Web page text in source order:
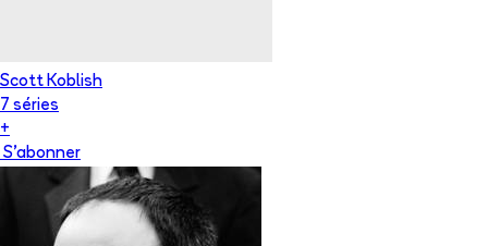
Scott Koblish
7 séries
+
S'abonner